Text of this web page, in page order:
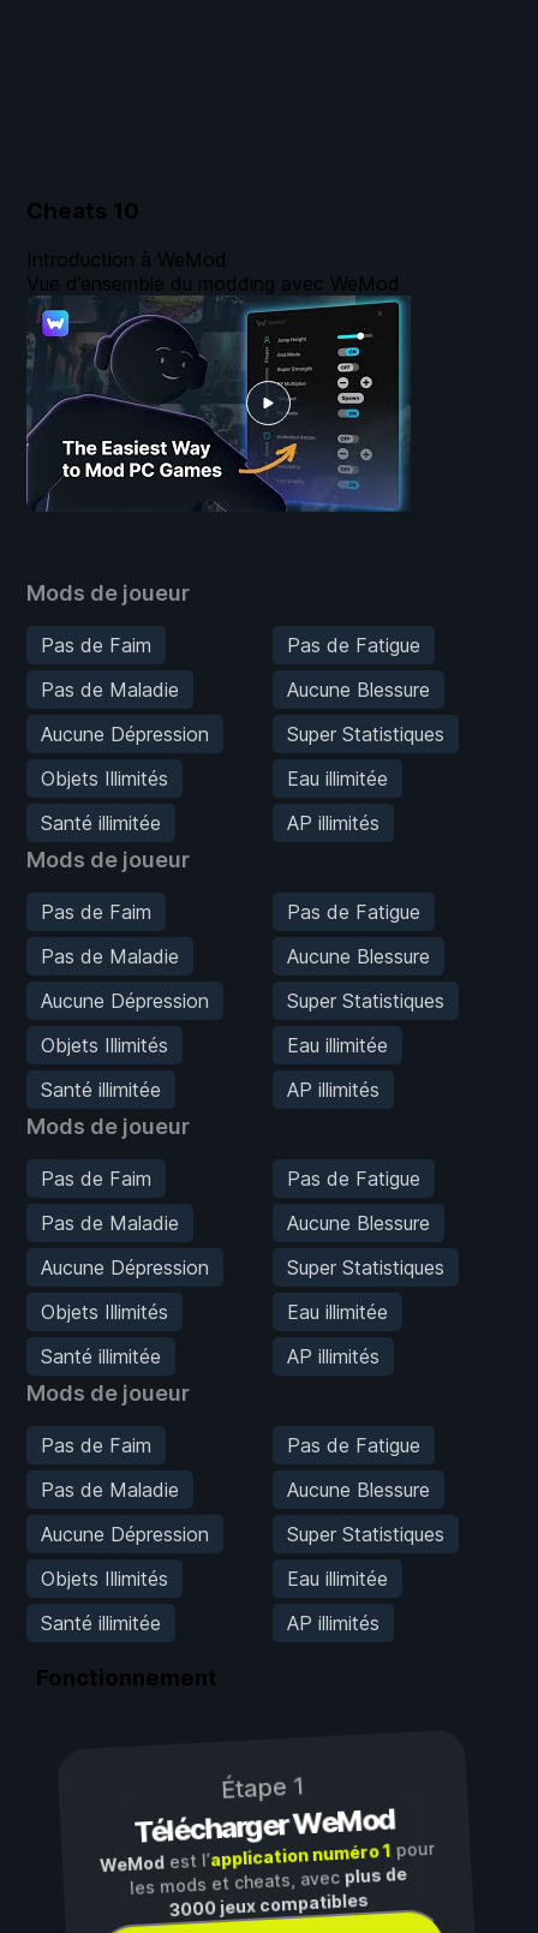
Cheats 10
Mods de joueur
Pas de Faim
Pas de Fatigue
Pas de Maladie
Aucune Blessure
Aucune Dépression
Super Statistiques
Objets Illimités
Eau illimitée
Santé illimitée
AP illimités
Mods de joueur
Pas de Faim
Pas de Fatigue
Pas de Maladie
Aucune Blessure
Aucune Dépression
Super Statistiques
Objets Illimités
Eau illimitée
Santé illimitée
AP illimités
Mods de joueur
Pas de Faim
Pas de Fatigue
Pas de Maladie
Aucune Blessure
Aucune Dépression
Super Statistiques
Objets Illimités
Eau illimitée
Santé illimitée
AP illimités
Mods de joueur
Pas de Faim
Pas de Fatigue
Pas de Maladie
Aucune Blessure
Aucune Dépression
Super Statistiques
Objets Illimités
Eau illimitée
Santé illimitée
AP illimités
Introduction à WeMod
Vue d’ensemble du modding avec WeMod
Fonctionnement
Étape 1
Télécharger WeMod
WeModest l’application numéro 1pour
les mods et cheats, avec plus de
3000 jeux compatibles